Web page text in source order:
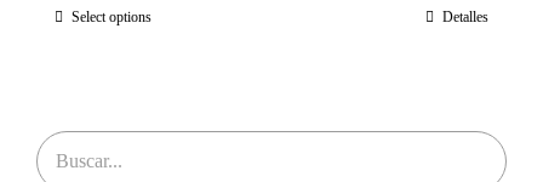
Select options Detalles